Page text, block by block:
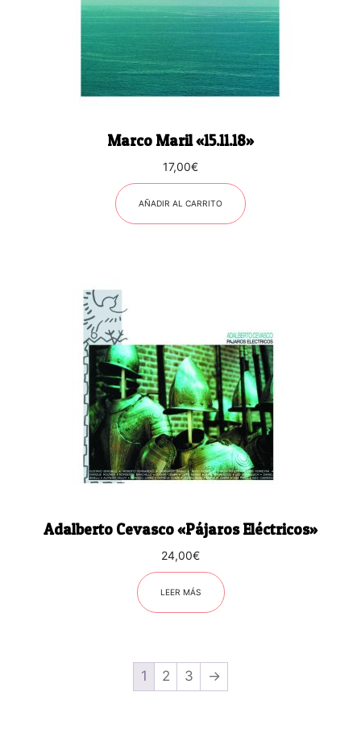
Marco Maril «15.11.18»
17,00€
AÑADIR AL CARRITO
Adalberto Cevasco «Pájaros Eléctricos»
24,00€
LEER MÁS
1 2 3 →